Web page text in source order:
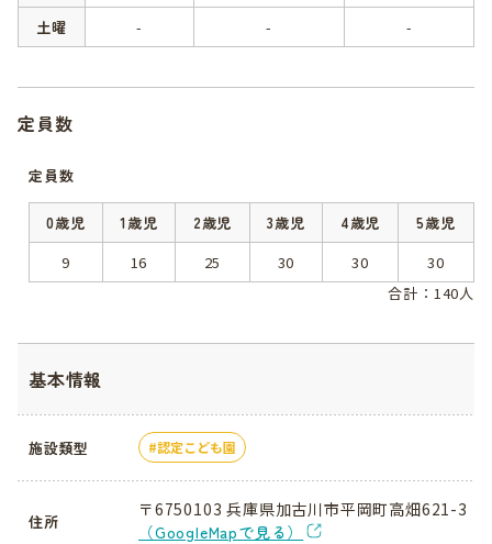
土曜
- - -
定員数
定員数
0歳児 1歳児 2歳児 3歳児 4歳児
5歳児
9
16 25 30 30
30
合計：140人
基本情報
施設類型 認定こども園
住所
〒6750103 兵庫県加古川市平岡町高畑621-3
（GoogleMapで見る）